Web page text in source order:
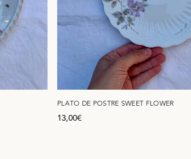
PLATO DE POSTRE SWEET FLOWER
13,00€